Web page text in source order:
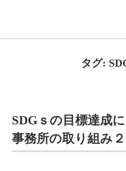
タグ:
SDGｓの目標達成
事務所の取り組み